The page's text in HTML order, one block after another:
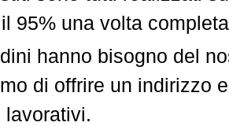
95% una volta
hanno bisogno del
di offrire un indirizzo
lavorativi.